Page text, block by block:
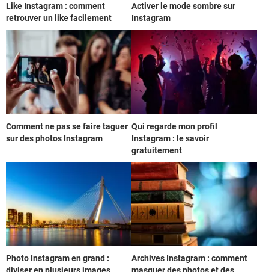
Like Instagram : comment
retrouver un like facilement
Activer le mode sombre sur
Instagram
Comment ne pas se faire taguer
sur des photos Instagram
Qui regarde mon profil
Instagram : le savoir
gratuitement
Photo Instagram en grand :
Archives Instagram : comment